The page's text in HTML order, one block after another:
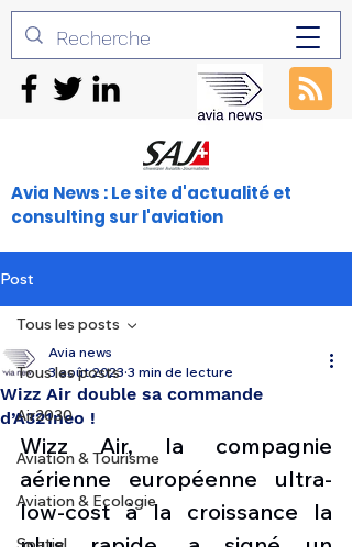
Avia News : Le site d'actualité et
consulting sur l'aviation
Post
Tous les posts
Air2030
Aviation & Tourisme
Aviation & Ecologie
Tous les posts
Wizz Air double sa commande
d’A321neo !
Avia news
3 août 2023 3 min de lecture
Wizz Air, la compagnie
aérienne européenne ultra-
low-cost à la croissance la